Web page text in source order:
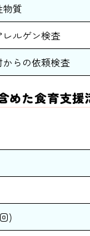
物質
ルゲン検査
からの依頼検査
めた食育支援
)